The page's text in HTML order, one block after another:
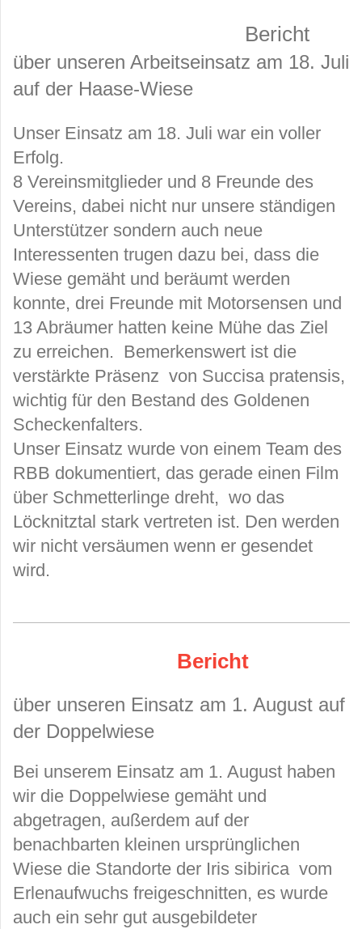
Bericht
über unseren Arbeitseinsatz am 18. Juli
auf der Haase-Wiese
Unser Einsatz am 18. Juli war ein voller
Erfolg.
8 Vereinsmitglieder und 8 Freunde des
Vereins, dabei nicht nur unsere ständigen
Unterstützer sondern auch neue
Interessenten trugen dazu bei, dass die
Wiese gemäht und beräumt werden
konnte, drei Freunde mit Motorsensen und
13 Abräumer hatten keine Mühe das Ziel
zu erreichen. Bemerkenswert ist die
verstärkte Präsenz von Succisa pratensis,
wichtig für den Bestand des Goldenen
Scheckenfalters.
Unser Einsatz wurde von einem Team des
RBB dokumentiert, das gerade einen Film
über Schmetterlinge dreht, wo das
Löcknitztal stark vertreten ist. Den werden
wir nicht versäumen wenn er gesendet
wird.
Bericht
über unseren Einsatz am 1. August auf
der Doppelwiese
Bei unserem Einsatz am 1. August haben
wir die Doppelwiese gemäht und
abgetragen, außerdem auf der
benachbarten kleinen ursprünglichen
Wiese die Standorte der Iris sibirica vom
Erlenaufwuchs freigeschnitten, es wurde
auch ein sehr gut ausgebildeter